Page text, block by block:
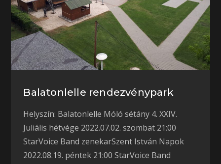
Balatonlelle rendezvénypark
Helyszín: Balatonlelle Móló sétány 4. XXIV.
Juliális hétvége 2022.07.02. szombat 21:00
StarVoice Band zenekarSzent István Napok
2022.08.19. péntek 21:00 StarVoice Band